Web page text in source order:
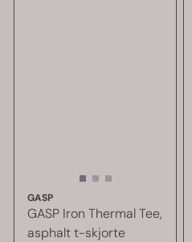
GASP
GASP Iron Thermal Tee,
asphalt t-skjorte